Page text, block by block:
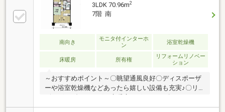
3LDK 70.96m2
7階 南
南向き
モニタ付インターホ
ン
浴室乾燥機
床暖房 所有権
リフォームリノベー
ション
～おすすめポイント～〇眺望通風良好〇ディスポーザ
ーや浴室乾燥機などあったら嬉しい設備も充実♪〇リ
ズの広々とした浴室です♪〇洗面室にはタオルなどの